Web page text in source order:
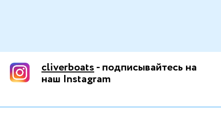
cliverboats- подписывайтесь на
наш Instagram